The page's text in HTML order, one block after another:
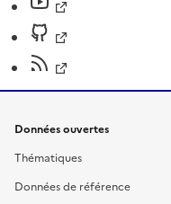
Données ouvertes
Thématiques
Données de référence